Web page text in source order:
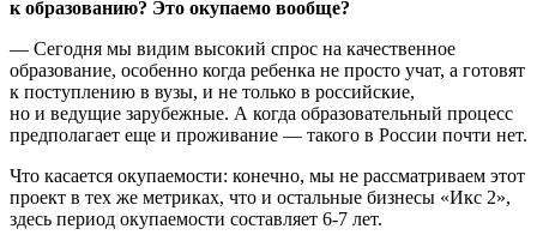
к образованию? Это окупаемо вообще?
— Сегодня мы видим высокий спрос на качественное
образование, особенно когда ребенка не просто учат, а готовят
к поступлению в вузы, и не только в российские,
но и ведущие зарубежные. А когда образовательный процесс
предполагает еще и проживание — такого в России почти нет.
Что касается окупаемости: конечно, мы не рассматриваем этот
проект в тех же метриках, что и остальные бизнесы «Икс 2»,
здесь период окупаемости составляет 6-7 лет.